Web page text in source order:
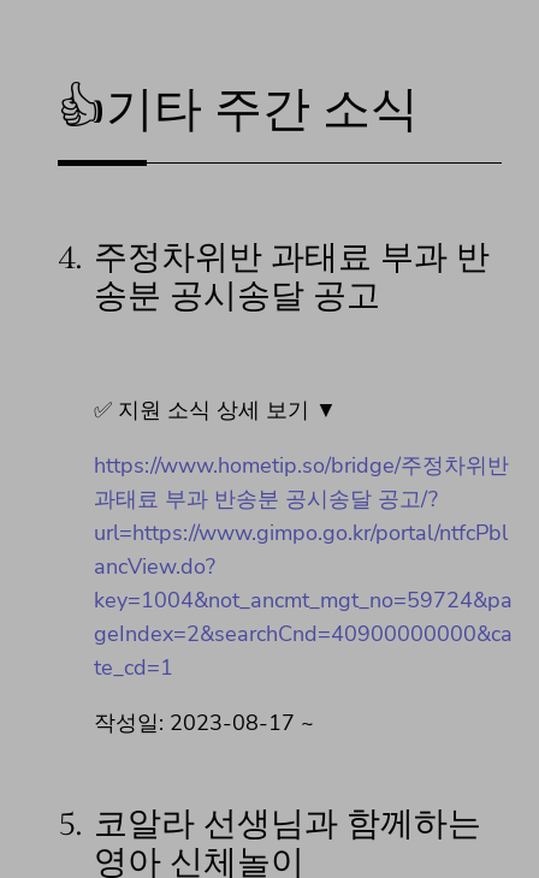
👍기타 주간 소식
4. 주정차위반 과태료 부과 반
송분 공시송달 공고
✅ 지원 소식 상세 보기 ▼
https://www.hometip.so/bridge/주정차위반
과태료 부과 반송분 공시송달 공고/?
url=https://www.gimpo.go.kr/portal/ntfcPbl
ancView.do?
key=1004&not_ancmt_mgt_no=59724&pa
geIndex=2&searchCnd=40900000000&ca
te_cd=1
작성일: 2023-08-17 ~
5. 코알라 선생님과 함께하는
영아 신체놀이